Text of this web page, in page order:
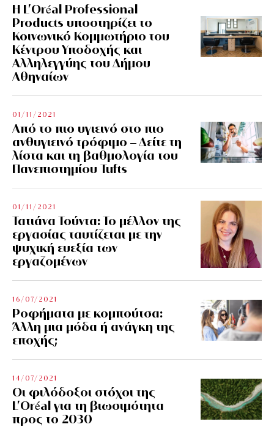
Η L’Οréal Professional
Products υποστηρίζει το
Κοινωνικό Κομμωτήριο του
Κέντρου Υποδοχής και
Αλληλεγγύης του Δήμου
Αθηναίων
01/11/2021
Από το πιο υγιεινό στο πιο
ανθυγιεινό τρόφιμο – Δείτε τη
λίστα και τη βαθμολογία του
Πανεπιστημίου Tufts
01/11/2021
Τατιάνα Τούντα: Το μέλλον της
εργασίας ταυτίζεται με την
ψυχική ευεξία των
εργαζομένων
16/07/2021
Ροφήματα με κομπούτσα:
Άλλη μια μόδα ή ανάγκη της
εποχής;
14/07/2021
Οι φιλόδοξοι στόχοι της
L’Oréal για τη βιωσιμότητα
προς το 2030